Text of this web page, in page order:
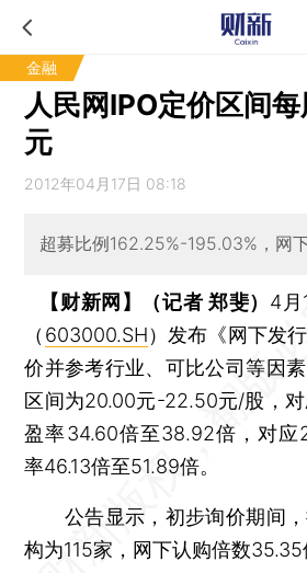
金融
人民网IPO定价区间
元
2012年04月17日 08:18
超募比例162.25%-195.03%，网
【财新网】（记者 郑斐） 4月
（ 603000.SH）发布《网下发
价并参考行业、可比公司等因
区间为20.00元-22.50元/股，
盈率34.60倍至38.92倍，对应
率46.13倍至51.89倍。
公告显示，初步询价期间，
构为115家，网下认购倍数35.35